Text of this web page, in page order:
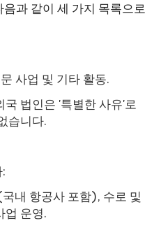
과 같이 세 가지 목록으로
사업 및 기타 활동.
국 법인은 '특별한 사유'로
습니다.
내 항공사 포함), 수로 및
업 운영.